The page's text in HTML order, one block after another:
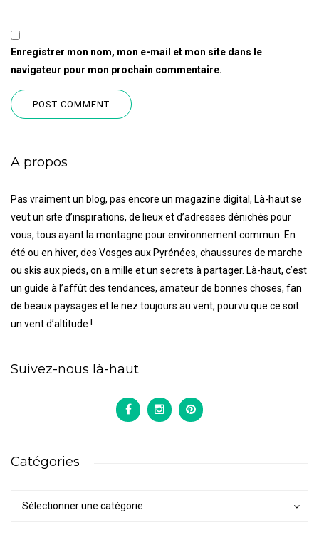
Enregistrer mon nom, mon e-mail et mon site dans le
navigateur pour mon prochain commentaire.
A propos
Pas vraiment un blog, pas encore un magazine digital, Là-haut se
veut un site d’inspirations, de lieux et d’adresses dénichés pour
vous, tous ayant la montagne pour environnement commun. En
été ou en hiver, des Vosges aux Pyrénées, chaussures de marche
ou skis aux pieds, on a mille et un secrets à partager. Là-haut, c’est
un guide à l’affût des tendances, amateur de bonnes choses, fan
de beaux paysages et le nez toujours au vent, pourvu que ce soit
un vent d’altitude !
Suivez-nous là-haut
Catégories
Sélectionner une catégorie